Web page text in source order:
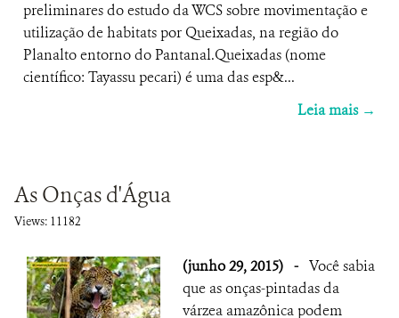
preliminares do estudo da WCS sobre movimentação e
utilização de habitats por Queixadas, na região do
Planalto entorno do Pantanal.Queixadas (nome
científico: Tayassu pecari) é uma das esp&...
Leia mais →
As Onças d'Água
Views: 11182
(junho 29, 2015) - Você sabia
que as onças-pintadas da
várzea amazônica podem